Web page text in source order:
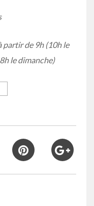
partir de 9h (10h le
le dimanche)